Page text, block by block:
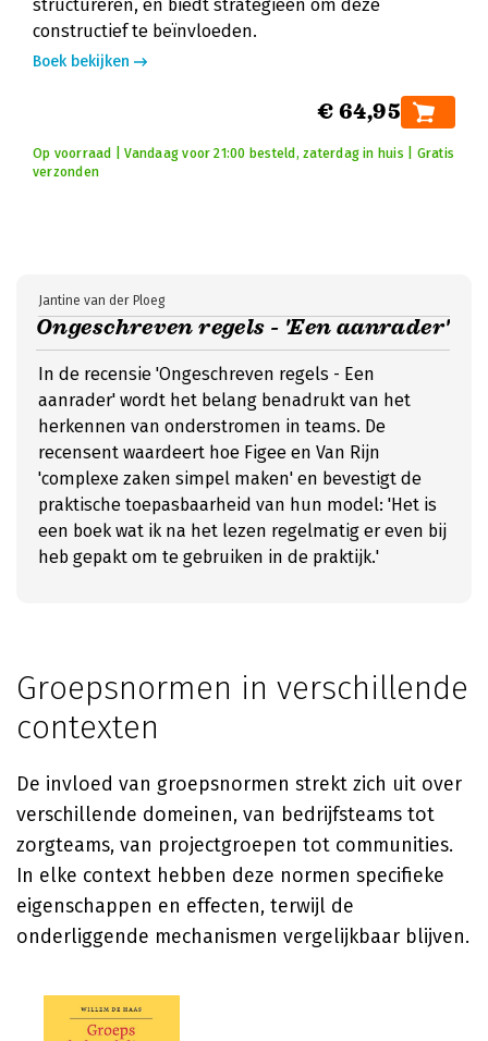
structureren, en biedt strategieën om deze
constructief te beïnvloeden.
Boek bekijken
€ 64,95
Op voorraad | Vandaag voor 21:00 besteld, zaterdag in huis | Gratis
verzonden
Ongeschreven regels - 'Een aanrader'
Jantine van der Ploeg
In de recensie 'Ongeschreven regels - Een
aanrader' wordt het belang benadrukt van het
herkennen van onderstromen in teams. De
recensent waardeert hoe Figee en Van Rijn
'complexe zaken simpel maken' en bevestigt de
praktische toepasbaarheid van hun model: 'Het is
een boek wat ik na het lezen regelmatig er even bij
heb gepakt om te gebruiken in de praktijk.'
Groepsnormen in verschillende
contexten
De invloed van groepsnormen strekt zich uit over
verschillende domeinen, van bedrijfsteams tot
zorgteams, van projectgroepen tot communities.
In elke context hebben deze normen specifieke
eigenschappen en effecten, terwijl de
onderliggende mechanismen vergelijkbaar blijven.